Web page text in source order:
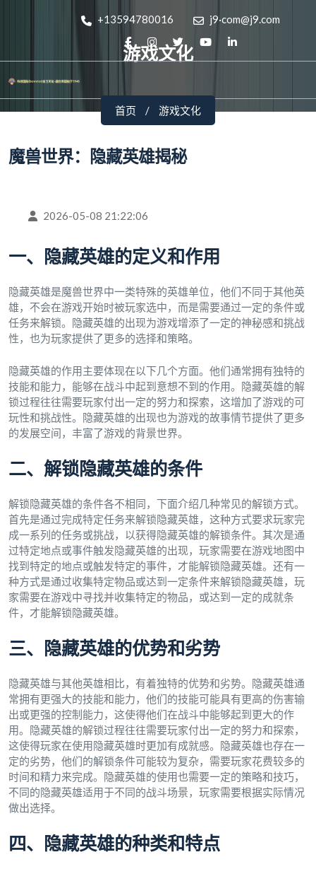
+13594780016 j9·com@j9.com
游戏文化
首页 游戏文化
魔兽世界：隐藏英雄揭秘
2026-05-08 21:22:06
一、隐藏英雄的定义和作用
隐藏英雄是魔兽世界中一类特殊的英雄单位，他们不同于其他英
雄，不会在游戏开始时被玩家选中，而是需要通过一定的条件或
任务来解锁。隐藏英雄的出现为游戏增添了一定的神秘感和挑战
性，也为玩家提供了更多的选择和策略。
隐藏英雄的作用主要体现在以下几个方面。他们通常拥有独特的
技能和能力，能够在战斗中起到意想不到的作用。隐藏英雄的解
锁过程往往需要玩家付出一定的努力和探索，这增加了游戏的可
玩性和挑战性。隐藏英雄的出现也为游戏的故事情节提供了更多
的发展空间，丰富了游戏的背景世界。
二、解锁隐藏英雄的条件
解锁隐藏英雄的条件各不相同，下面介绍几种常见的解锁方式。
首先是通过完成特定任务来解锁隐藏英雄，这种方式要求玩家完
成一系列的任务或挑战，以获得隐藏英雄的解锁条件。其次是通
过特定地点或事件触发隐藏英雄的出现，玩家需要在游戏地图中
找到特定的地点或触发特定的事件，才能解锁隐藏英雄。还有一
种方式是通过收集特定物品或达到一定条件来解锁隐藏英雄，玩
家需要在游戏中寻找并收集特定的物品，或达到一定的成就条
件，才能解锁隐藏英雄。
三、隐藏英雄的优势和劣势
隐藏英雄与其他英雄相比，有着独特的优势和劣势。隐藏英雄通
常拥有更强大的技能和能力，他们的技能可能具有更高的伤害输
出或更强的控制能力，这使得他们在战斗中能够起到更大的作
用。隐藏英雄的解锁过程往往需要玩家付出一定的努力和探索，
这使得玩家在使用隐藏英雄时更加有成就感。隐藏英雄也存在一
定的劣势，他们的解锁条件可能较为复杂，需要玩家花费较多的
时间和精力来完成。隐藏英雄的使用也需要一定的策略和技巧，
不同的隐藏英雄适用于不同的战斗场景，玩家需要根据实际情况
做出选择。
四、隐藏英雄的种类和特点